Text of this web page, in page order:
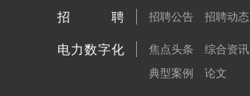
招聘 招聘公告 招聘动态
电力数字化 焦点头条 综合资讯
典型案例
论文